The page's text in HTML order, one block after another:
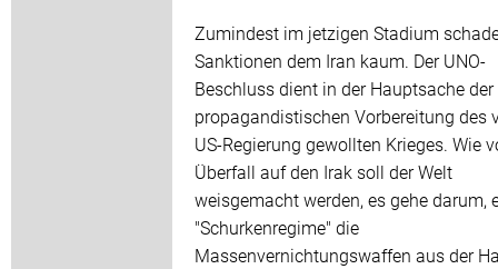
Zumindest im jetzigen Stadium
Sanktionen dem Iran kaum. Der UNO-
Beschluss dient in der Hauptsache der
propagandistischen Vorbereitung des
US-Regierung gewollten Krieges. Wie
Überfall auf den Irak soll der Welt
weisgemacht werden, es gehe darum,
"Schurkenregime" die
Massenvernichtungswaffen aus der